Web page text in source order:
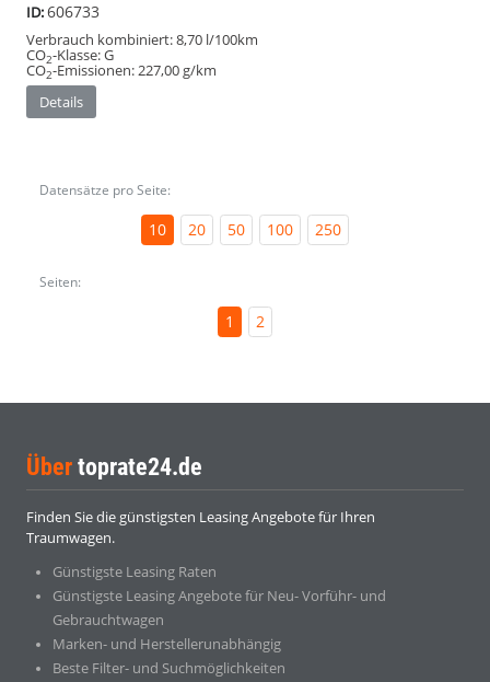
ID:606733
Verbrauch kombiniert:8,70 l/100km
CO2-Klasse:G
CO2-Emissionen:227,00 g/km
Details
Datensätze pro Seite:
10 20 50 100 250
Seiten:
1 2
Über toprate24.de
Finden Sie die günstigsten Leasing Angebote für Ihren
Traumwagen.
Günstigste Leasing Raten
Günstigste Leasing Angebote für Neu- Vorführ- und
Gebrauchtwagen
Marken- und Herstellerunabhängig
Beste Filter- und Suchmöglichkeiten